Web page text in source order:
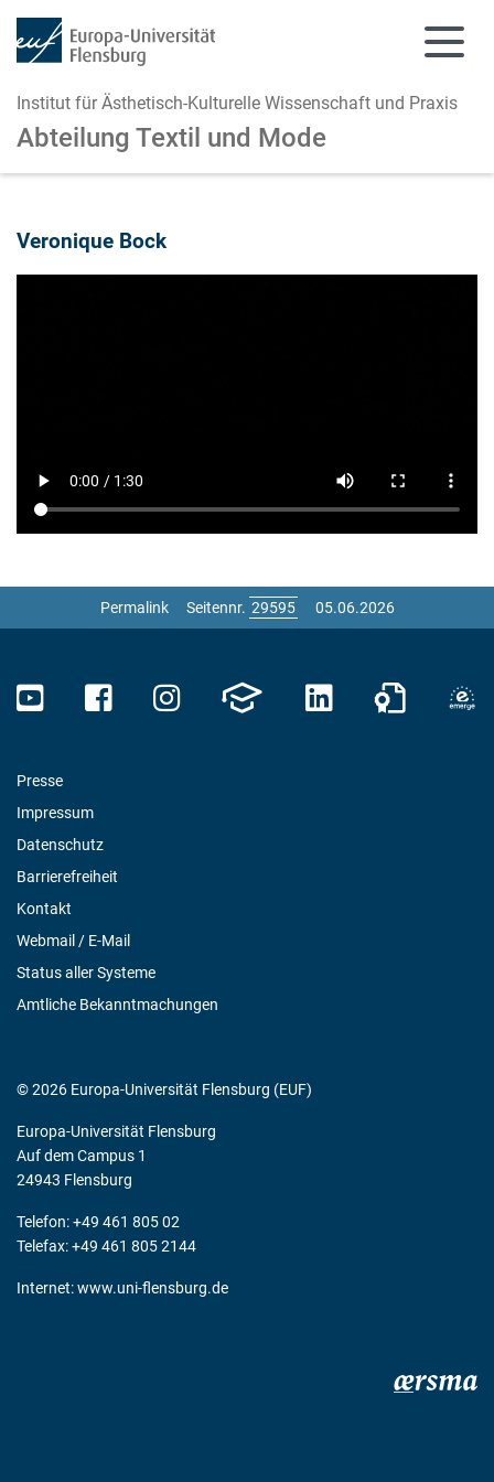
Institut für Ästhetisch-Kulturelle Wissenschaft und Praxis
Abteilung Textil und Mode
Veronique Bock
Permalink Seitennr. 05.06.2026
Presse
Impressum
Datenschutz
Barrierefreiheit
Kontakt
Webmail / E-Mail
Status aller Systeme
Amtliche Bekanntmachungen
© 2026 Europa-Universität Flensburg (EUF)
Europa-Universität Flensburg
Auf dem Campus 1
24943 Flensburg
Telefon: +49 461 805 02
Telefax: +49 461 805 2144
Internet:www.uni-flensburg.de